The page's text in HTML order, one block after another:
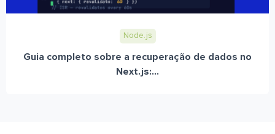
Node.js
Guia completo sobre a recuperação de dados no
Next.js:...